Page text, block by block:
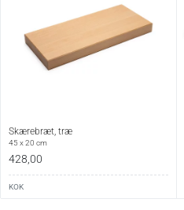
Skærebræt, træ
45 x 20 cm
428,00
KOK